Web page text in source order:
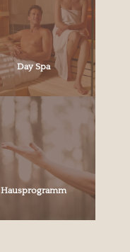
Day Spa
Hausprogramm